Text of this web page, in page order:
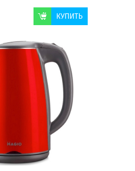
КУПИТЬ